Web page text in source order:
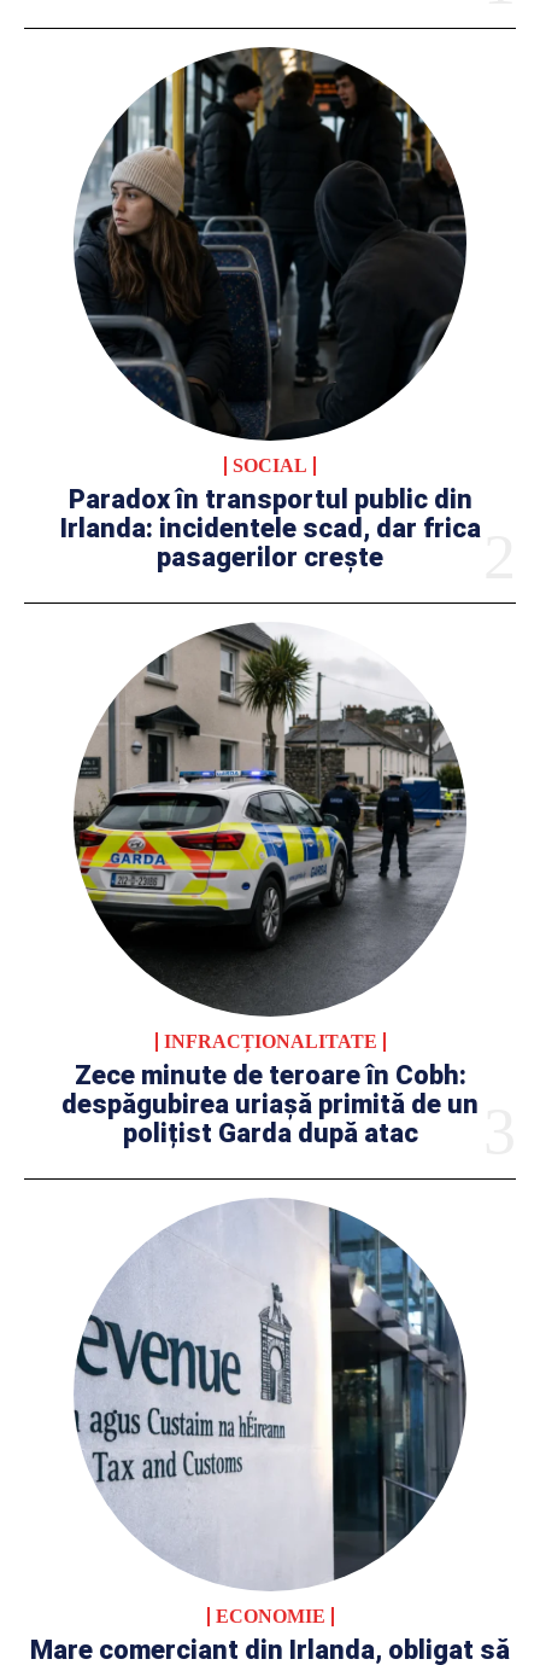
SOCIAL
Paradox în transportul public din
Irlanda: incidentele scad, dar frica
pasagerilor crește
INFRACȚIONALITATE
Zece minute de teroare în Cobh:
despăgubirea uriașă primită de un
polițist Garda după atac
ECONOMIE
Mare comerciant din Irlanda, obligat să